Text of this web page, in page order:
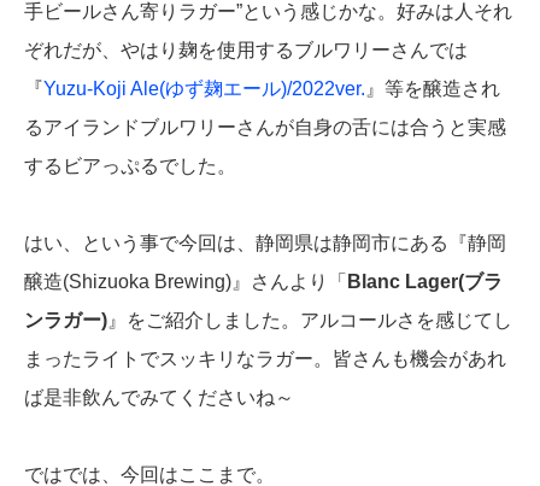
手ビールさん寄りラガー”という感じかな。好みは人それ
ぞれだが、やはり麹を使用するブルワリーさんでは
『Yuzu-Koji Ale(ゆず麹エール)/2022ver. 』等を醸造され
るアイランドブルワリーさんが自身の舌には合うと実感
するビアっぷるでした。
はい、という事で今回は、静岡県は静岡市にある『静岡
醸造(Shizuoka Brewing)』さんより「 Blanc Lager(ブラ
ンラガー) 』をご紹介しました。アルコールさを感じてし
まったライトでスッキリなラガー。皆さんも機会があれ
ば是非飲んでみてくださいね～
ではでは、今回はここまで。